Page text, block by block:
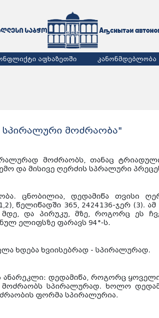
აფხაზეთში კანონმდებლობა
სპირალური მოძრაობა"
მოძრაობს, თანაც
და მისივე ღერძის სპრალური
ცნობილია, დედამიწა თვისი
წელიწადში 365, 2424136-ჯერ (3).
და პირუკუ, მზე, როგორც ეს
ელიფსზე ფარავს 94°-ს.
ხდება ხვიისებრად - სპირალურად.
ანარეკლი: დედამიწა, როგორც
სპირალურად. ხოლო
ფორმა სპირალურია.